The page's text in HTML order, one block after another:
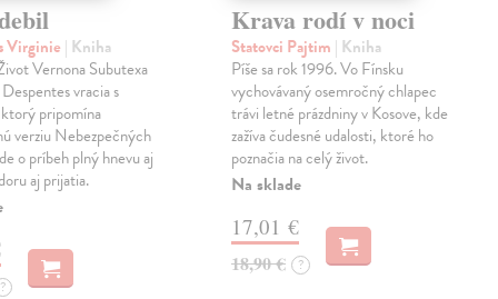
Virginie | Kniha
Vernona Subutexa
vracia s
pripomína
verziu Nebezpečných
o príbeh plný hnevu aj
aj prijatia.
?
Krava rodí v noci
Statovci Pajtim | Kniha
Píše sa rok 1996. Vo Fínsku
vychovávaný osemročný chlapec
trávi letné prázdniny v Kosove, kde
zažíva čudesné udalosti, ktoré ho
poznačia na celý život.
Na sklade
17,01 €
18,90 € ?